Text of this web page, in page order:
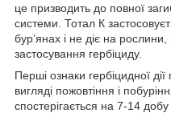
це призводить до повної
системи. Тотал К
бур’янах і не діє на рослини,
застосування гербіциду.
Перші ознаки гербіцидної
вигляді пожовтіння і
спостерігається на 7-14